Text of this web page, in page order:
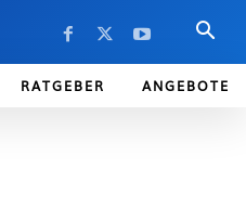
RATGEBER ANGEBOTE